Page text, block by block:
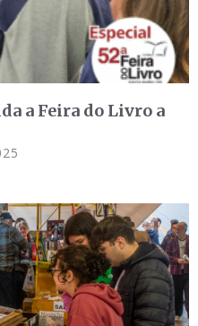
a Feira do Livro a